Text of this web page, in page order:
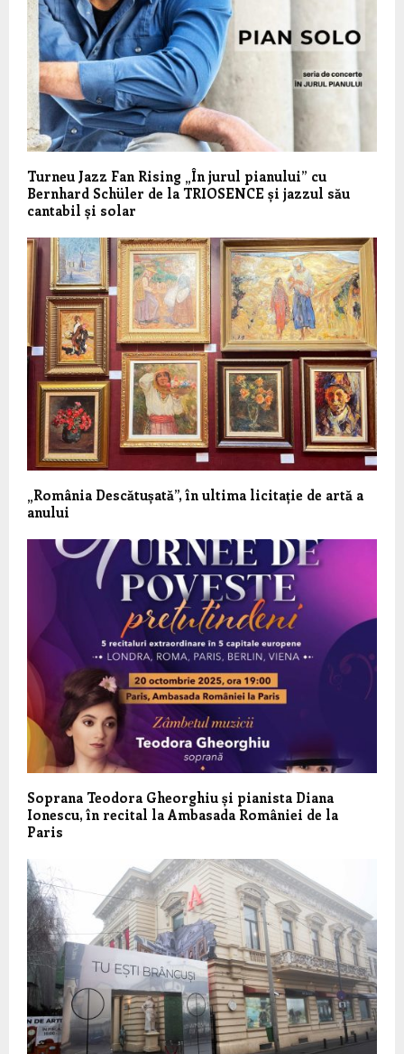
Turneu Jazz Fan Rising „În jurul pianului” cu
Bernhard Schüler de la TRIOSENCE și jazzul său
cantabil și solar
„România Descătușată”, în ultima licitație de artă a
anului
Soprana Teodora Gheorghiu și pianista Diana
Ionescu, în recital la Ambasada României de la
Paris